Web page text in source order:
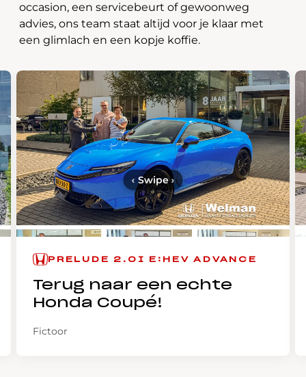
occasion, een servicebeurt of gewoonweg
advies, ons team staat altijd voor je klaar met
een glimlach en een kopje koffie.
PRELUDE 2.0I E:HEV ADVANCE
Terug naar een echte
Honda Coupé!
Fictoor
‹ Swipe›